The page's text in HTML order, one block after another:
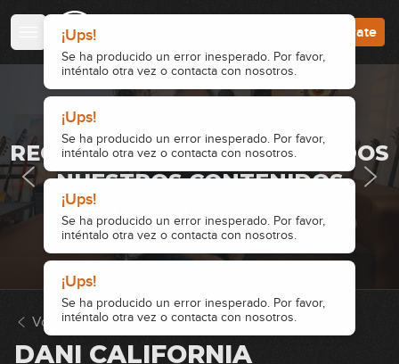
¡Ups!
Se ha producido un error inesperado. Por favor,
inténtalo otra vez o contacta con nosotros.
¡Ups!
Se ha producido un error inesperado. Por favor,
inténtalo otra vez o contacta con nosotros.
¡Ups!
Se ha producido un error inesperado. Por favor,
inténtalo otra vez o contacta con nosotros.
¡Ups!
Se ha producido un error inesperado. Por favor,
inténtalo otra vez o contacta con nosotros.
Regístrate
REGÍSTRATE Y ACCEDE A TODOS
NUESTROS CONTENIDOS
Accede Regístrate
Volver a Solos
DANI CALIFORNIA